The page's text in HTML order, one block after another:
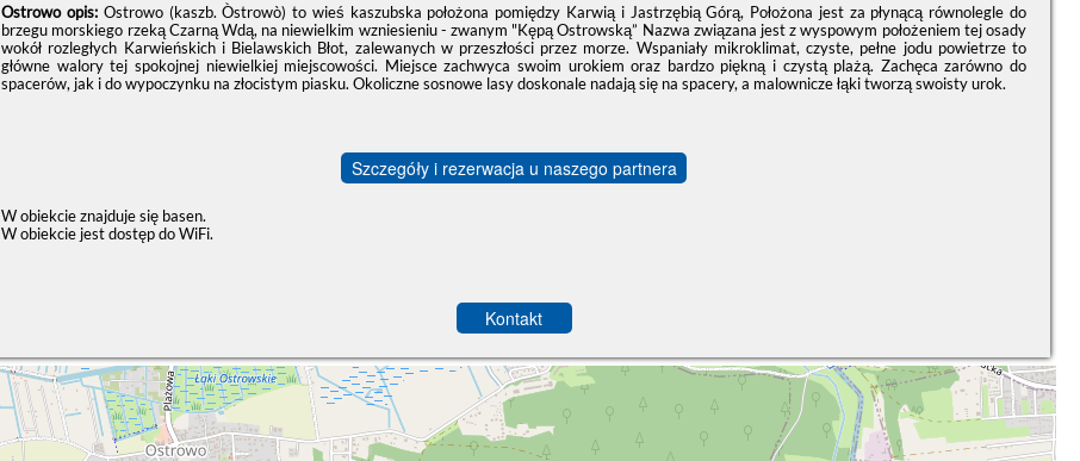
Ostrowo opis: Ostrowo (kaszb. Òstrowò) to wieś kaszubska położona pomiędzy Karwią i Jastrzębią Górą, Położona jest za płynącą równolegle do
brzegu morskiego rzeką Czarną Wdą, na niewielkim wzniesieniu - zwanym "Kępą Ostrowską” Nazwa związana jest z wyspowym położeniem tej osady
wokół rozległych Karwieńskich i Bielawskich Błot, zalewanych w przeszłości przez morze. Wspaniały mikroklimat, czyste, pełne jodu powietrze to
główne walory tej spokojnej niewielkiej miejscowości. Miejsce zachwyca swoim urokiem oraz bardzo piękną i czystą plażą. Zachęca zarówno do
spacerów, jak i do wypoczynku na złocistym piasku. Okoliczne sosnowe lasy doskonale nadają się na spacery, a malownicze łąki tworzą swoisty urok.
Szczegóły i rezerwacja u naszego partnera
W obiekcie znajduje się basen.
W obiekcie jest dostęp do WiFi.
Kontakt